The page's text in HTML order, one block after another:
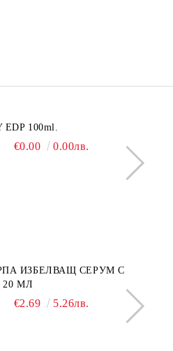
EDP 100ml.
€0.00 0.00лв.
ИЗБЕЛВАЩ СЕРУМ С
20 МЛ
€2.69 5.26лв.